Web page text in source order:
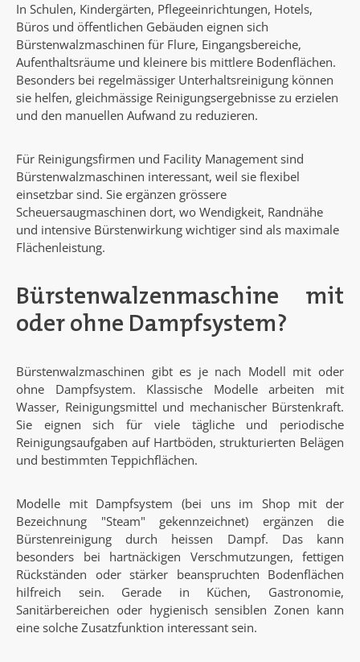
In Schulen, Kindergärten, Pflegeeinrichtungen, Hotels,
Büros und öffentlichen Gebäuden eignen sich
Bürstenwalzmaschinen für Flure, Eingangsbereiche,
Aufenthaltsräume und kleinere bis mittlere Bodenflächen.
Besonders bei regelmässiger Unterhaltsreinigung können
sie helfen, gleichmässige Reinigungsergebnisse zu erzielen
und den manuellen Aufwand zu reduzieren.
Für Reinigungsfirmen und Facility Management sind
Bürstenwalzmaschinen interessant, weil sie flexibel
einsetzbar sind. Sie ergänzen grössere
Scheuersaugmaschinen dort, wo Wendigkeit, Randnähe
und intensive Bürstenwirkung wichtiger sind als maximale
Flächenleistung.
Bürstenwalzenmaschine mit
oder ohne Dampfsystem?
Bürstenwalzmaschinen gibt es je nach Modell mit oder
ohne Dampfsystem. Klassische Modelle arbeiten mit
Wasser, Reinigungsmittel und mechanischer Bürstenkraft.
Sie eignen sich für viele tägliche und periodische
Reinigungsaufgaben auf Hartböden, strukturierten Belägen
und bestimmten Teppichflächen.
Modelle mit Dampfsystem (bei uns im Shop mit der
Bezeichnung "Steam" gekennzeichnet) ergänzen die
Bürstenreinigung durch heissen Dampf. Das kann
besonders bei hartnäckigen Verschmutzungen, fettigen
Rückständen oder stärker beanspruchten Bodenflächen
hilfreich sein. Gerade in Küchen, Gastronomie,
Sanitärbereichen oder hygienisch sensiblen Zonen kann
eine solche Zusatzfunktion interessant sein.